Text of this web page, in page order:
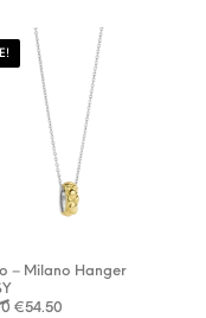
– Milano Hanger
Oorspronkelijke prijs was:
€54.50